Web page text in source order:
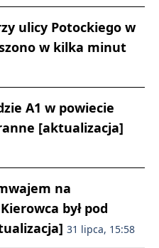
ulicy Potockiego w
w kilka minut
A1 w powiecie
[aktualizacja]
na
był pod
31 lipca, 15:58